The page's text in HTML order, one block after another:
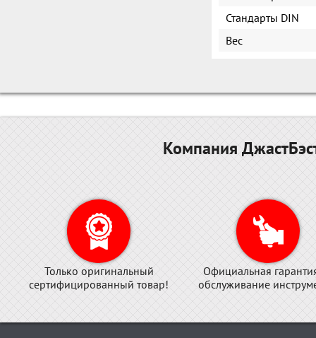
Стандарты DIN
Вес
Компания
Только оригинальный
сертифицированный товар!
Официальная
обслуживание